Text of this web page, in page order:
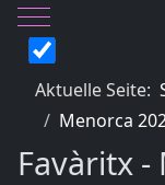
Mobile Menu
Aktuelle Seite:
Menorca
Favàritx -